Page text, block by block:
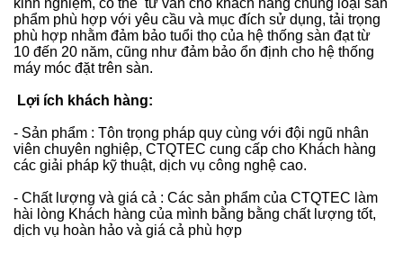
kinh nghiệm, có thể tư vấn cho khách hàng chủng loại sản
phẩm phù hợp với yêu cầu và mục đích sử dụng, tải trọng
phù hợp nhằm đảm bảo tuổi thọ của hệ thống sàn đạt từ
10 đến 20 năm, cũng như đảm bảo ổn định cho hệ thống
máy móc đặt trên sàn.
Lợi ích khách hàng:
- Sản phẩm : Tôn trọng pháp quy cùng với đội ngũ nhân
viên chuyên nghiệp, CTQTEC cung cấp cho Khách hàng
các giải pháp kỹ thuật, dịch vụ công nghệ cao.
- Chất lượng và giá cả : Các sản phẩm của CTQTEC làm
hài lòng Khách hàng của mình bằng bằng chất lượng tốt,
dịch vụ hoàn hảo và giá cả phù hợp